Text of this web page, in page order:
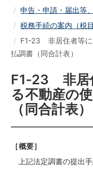
申告・申請・届出等
税務手続の案内（税
F1-23 非居住者等に
払調書（同合計表）
F1-23 非居
る不動産の
（同合計表）
［概要］
上記法定調書の提出手